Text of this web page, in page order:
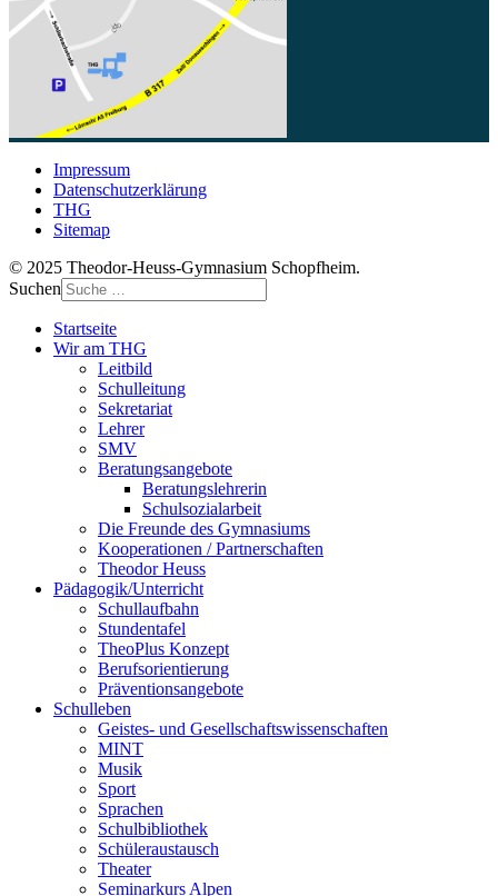
Impressum
Datenschutzerklärung
THG
Sitemap
© 2025 Theodor-Heuss-Gymnasium Schopfheim.
Suchen
Startseite
Wir am THG
Leitbild
Schulleitung
Sekretariat
Lehrer
SMV
Beratungsangebote
Beratungslehrerin
Schulsozialarbeit
Die Freunde des Gymnasiums
Kooperationen / Partnerschaften
Theodor Heuss
Pädagogik/Unterricht
Schullaufbahn
Stundentafel
TheoPlus Konzept
Berufsorientierung
Präventionsangebote
Schulleben
Geistes- und Gesellschaftswissenschaften
MINT
Musik
Sport
Sprachen
Schulbibliothek
Schüleraustausch
Theater
Seminarkurs Alpen